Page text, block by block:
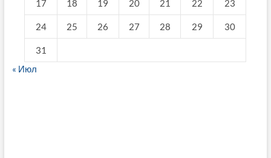
17 18 19 20 21 22 23
24 25 26 27 28 29 30
31
« Июл